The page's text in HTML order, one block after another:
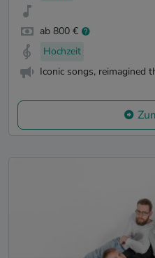
ab 800 €
Hochzeit
Iconic songs, reimagined